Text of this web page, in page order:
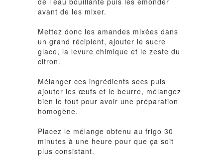
avant de les mixer.
Mettez donc les amandes mixées dans
un grand récipient, ajouter le sucre
glace, la levure chimique et le zeste du
citron.
Mélanger ces ingrédients secs puis
ajouter les œufs et le beurre, mélangez
bien le tout pour avoir une préparation
homogène.
Placez le mélange obtenu au frigo 30
minutes à une heure pour que ça soit
plus consistant.